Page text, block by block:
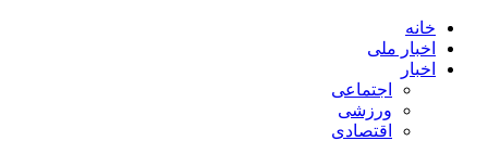
خانه
اخبار ملی
اخبار
اجتماعی
ورزشی
اقتصادی